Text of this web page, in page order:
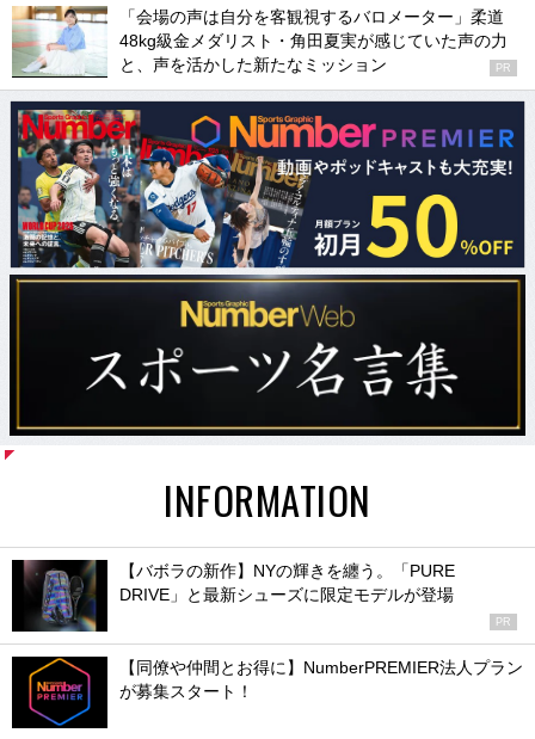
「会場の声は自分を客観視するバロメーター」柔道
48kg級金メダリスト・角田夏実が感じていた声の力
と、声を活かした新たなミッション
PR
INFORMATION
【バボラの新作】NYの輝きを纏う。「PURE
DRIVE」と最新シューズに限定モデルが登場
PR
【同僚や仲間とお得に】NumberPREMIER法人プラン
が募集スタート！